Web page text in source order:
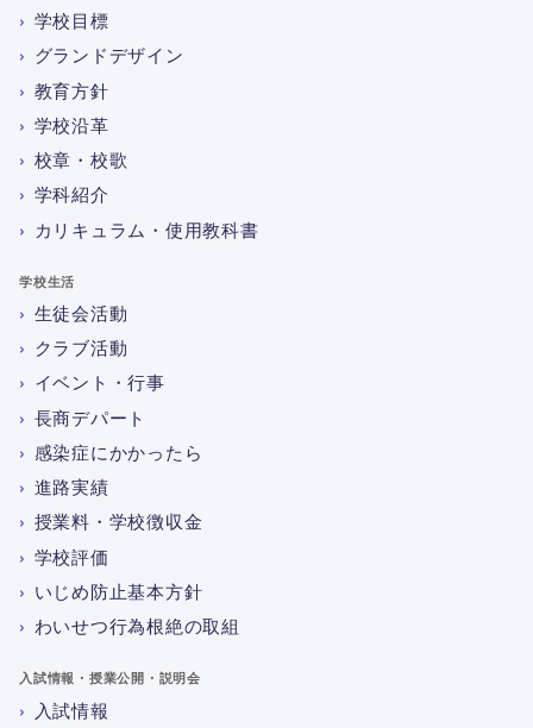
学校目標
グランドデザイン
教育方針
学校沿革
校章・校歌
学科紹介
カリキュラム・使用教科書
学校生活
生徒会活動
クラブ活動
イベント・行事
長商デパート
感染症にかかったら
進路実績
授業料・学校徴収金
学校評価
いじめ防止基本方針
わいせつ行為根絶の取組
入試情報・授業公開・説明会
入試情報